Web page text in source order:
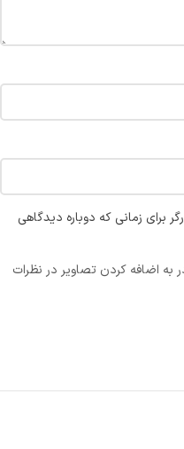
برای زمانی که دوباره دیدگاهی
به اضافه کردن تصاویر در نظرات